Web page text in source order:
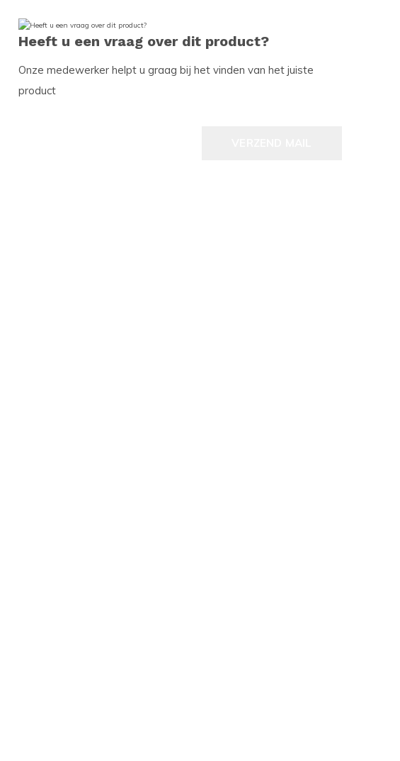
Heeft u een vraag over dit product?
Onze medewerker helpt u graag bij het vinden van het juiste
product